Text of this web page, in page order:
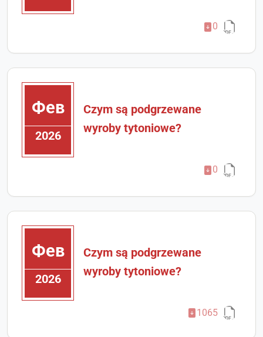
0
Фев
2026
Czym są podgrzewane
wyroby tytoniowe?
0
Фев
2026
Czym są podgrzewane
wyroby tytoniowe?
1065